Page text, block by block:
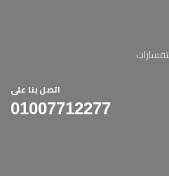
اتصل بنا على
01007712277